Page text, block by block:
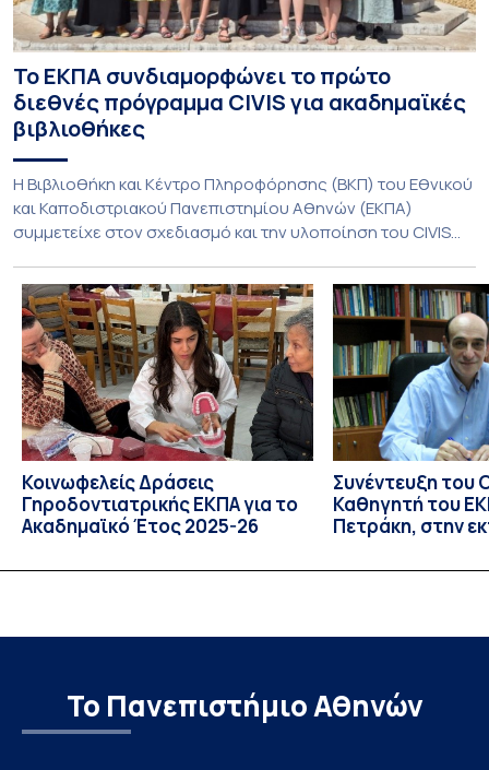
Το ΕΚΠΑ συνδιαμορφώνει το πρώτο
διεθνές πρόγραμμα CIVIS για ακαδημαϊκές
βιβλιοθήκες
Η Βιβλιοθήκη και Κέντρο Πληροφόρησης (ΒΚΠ) του Εθνικού
και Καποδιστριακού Πανεπιστημίου Αθηνών (ΕΚΠΑ)
συμμετείχε στον σχεδιασμό και την υλοποίηση του CIVIS
Libraries and Participatory Culture” (IMOTION), το οποίο
πραγματοποιήθηκε με διαδικτυακές και δια ζώσης
εκπαιδευτικές δράσεις από τις 3 Ιουνίου έως τις 10 Ιουλίου
2026. Το πρόγραμμα αποτελεί […]
Κοινωφελείς Δράσεις
Γηροδοντιατρικής ΕΚΠΑ για το
Ακαδημαϊκό Έτος 2025-26
Συνέντευξη του
Καθηγητή του
Πετράκη, στην
Το Πανεπιστήμιο Αθηνών